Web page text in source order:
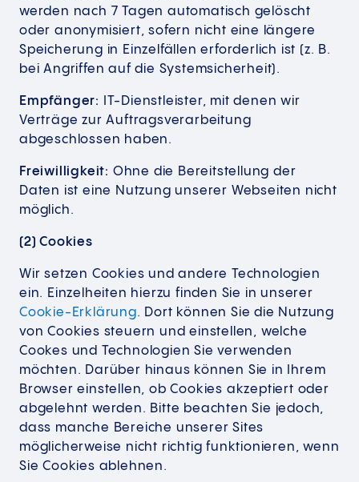
werden nach 7 Tagen automatisch gelöscht
oder anonymisiert, sofern nicht eine längere
Speicherung in Einzelfällen erforderlich ist (z. B.
bei Angriffen auf die Systemsicherheit).
Empfänger:
IT-Dienstleister, mit denen wir
Verträge zur Auftragsverarbeitung
abgeschlossen haben.
Freiwilligkeit: Ohne die Bereitstellung der
Daten ist eine Nutzung unserer Webseiten nicht
möglich.
(2) Cookies
Wir setzen Cookies und andere Technologien
ein. Einzelheiten hierzu finden Sie in unserer
Cookie-Erklärung. Dort können Sie die Nutzung
von Cookies steuern und einstellen, welche
Cookes und Technologien Sie verwenden
möchten. Darüber hinaus können Sie in Ihrem
Browser einstellen, ob Cookies akzeptiert oder
abgelehnt werden. Bitte beachten Sie jedoch,
dass manche Bereiche unserer Sites
möglicherweise nicht richtig funktionieren, wenn
Sie Cookies ablehnen.